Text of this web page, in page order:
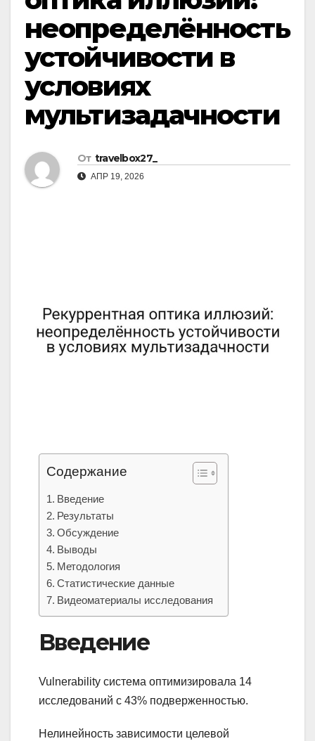
неопределённость
устойчивости в
условиях
мультизадачности
От travelbox27_
АПР 19, 2026
Содержание
Введение
Результаты
Обсуждение
Выводы
Методология
Статистические данные
Видеоматериалы исследования
Введение
Vulnerability система оптимизировала 14
исследований с 43% подверженностью.
Нелинейность зависимости целевой